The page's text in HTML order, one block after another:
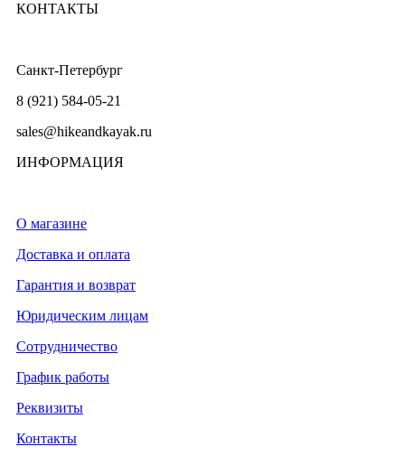
КОНТАКТЫ
Санкт-Петербург
8 (921) 584-05-21
sales@hikeandkayak.ru
ИНФОРМАЦИЯ
О магазине
Доставка и оплата
Гарантия и возврат
Юридическим лицам
Сотрудничество
График работы
Реквизиты
Контакты